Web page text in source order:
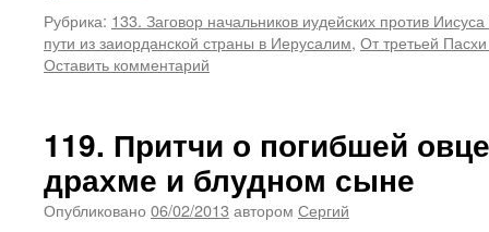
Рубрика: 133. Заговор начальников иудейских против
пути из заиорданской страны в Иерусалим, От третьей
Оставить комментарий
119. Притчи о погибшей
драхме и блудном сыне
Опубликовано 06/02/2013 автором Сергий